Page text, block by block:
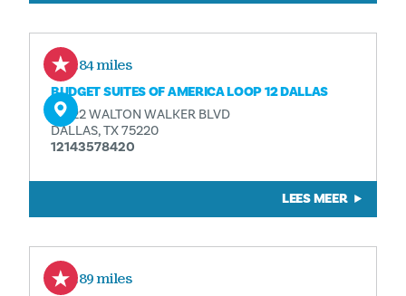
1.84 miles
BUDGET SUITES OF AMERICA LOOP 12 DALLAS
10222 WALTON WALKER BLVD
DALLAS, TX 75220
12143578420
LEES MEER
1.89 miles